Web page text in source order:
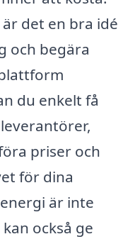
det en bra idé
och begära
du enkelt få
priser och
för dina
är inte
också ge